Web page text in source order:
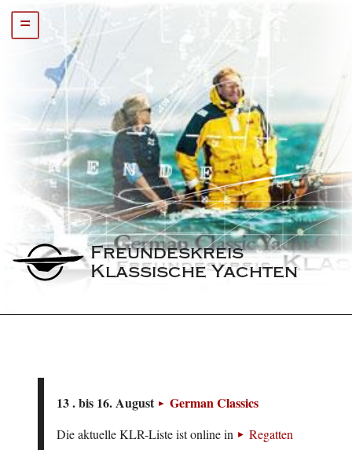
=
Freundeskreis
Klassische Yachten
13 . bis 16. August German Classics
Die aktuelle KLR-Liste ist online in
Regatten